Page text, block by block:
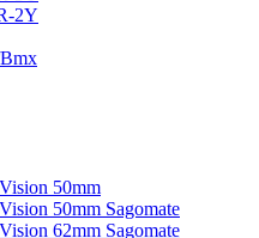
2Y
50mm
50mm Sagomate
62mm Sagomate